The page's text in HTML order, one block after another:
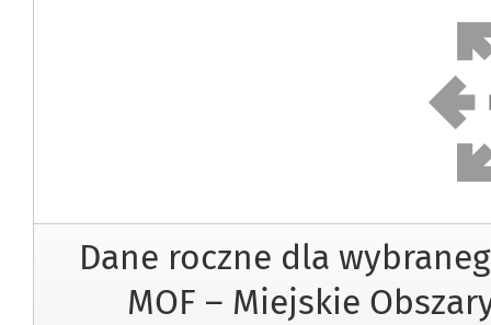
Dane roczne dla
MOF – Miejskie